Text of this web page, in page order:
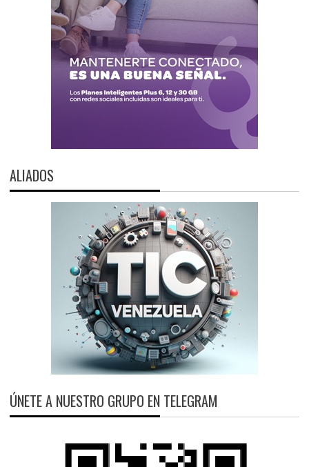
ALIADOS
ÚNETE A NUESTRO GRUPO EN TELEGRAM